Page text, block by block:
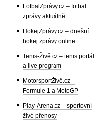
FotbalZprávy.cz – fotbal
zprávy aktuálně
HokejZprávy.cz – dnešní
hokej zprávy online
Tenis-Živě.cz – tenis portál
a live program
MotorsportŽivě.cz –
Formule 1 a MotoGP
Play-Arena.cz – sportovní
živé přenosy